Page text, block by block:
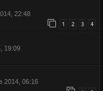
22:48
1 2 3 4
19:09
2014, 06:16